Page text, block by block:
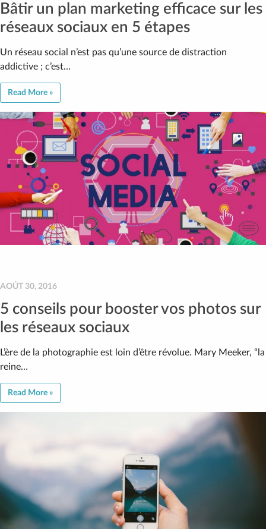
Bâtir un plan marketing efficace sur les
réseaux sociaux en 5 étapes
Un réseau social n’est pas qu’une source de distraction
addictive ; c’est…
Read More »
AOÛT 30, 2016
5 conseils pour booster vos photos sur
les réseaux sociaux
L’ère de la photographie est loin d’être révolue. Mary Meeker, “la
reine…
Read More »